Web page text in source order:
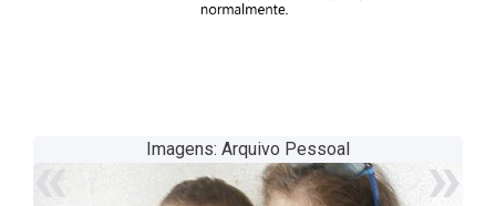
Imagens: Arquivo Pessoal
« »